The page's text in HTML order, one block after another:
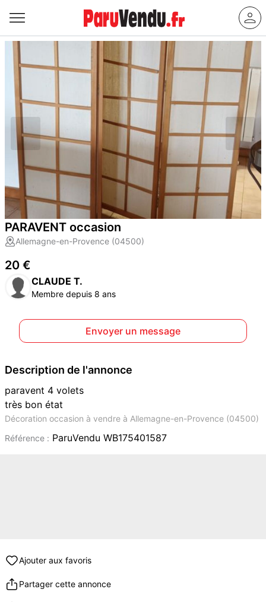
PARAVENT occasion
Allemagne-en-Provence (04500)
20 €
CLAUDE T.
Membre depuis 8 ans
Envoyer un message
Description de l'annonce
paravent 4 volets
très bon état
Décoration occasion à vendre à Allemagne-en-Provence (04500)
Référence : ParuVendu WB175401587
Ajouter aux favoris
Partager cette annonce